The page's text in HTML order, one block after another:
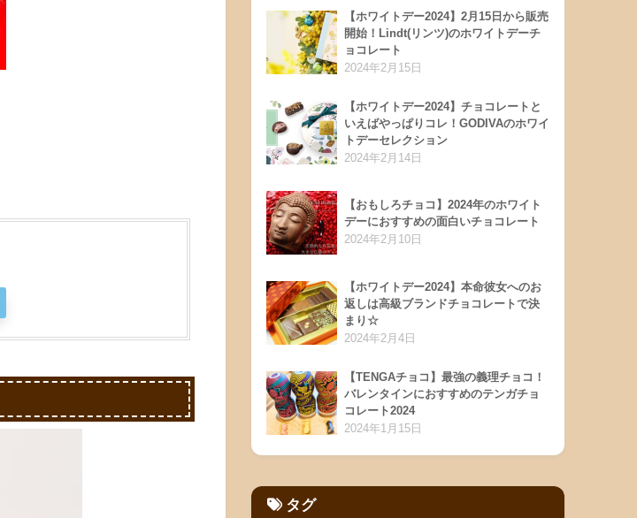
【ホワイトデー2024】2月15日から販売
開始！Lindt(リンツ)のホワイトデーチ
ョコレート
2024年2月15日
【ホワイトデー2024】チョコレートと
いえばやっぱりコレ！GODIVAのホワイ
トデーセレクション
2024年2月14日
【おもしろチョコ】2024年のホワイト
デーにおすすめの面白いチョコレート
2024年2月10日
【ホワイトデー2024】本命彼女へのお
返しは高級ブランドチョコレートで決
まり☆
2024年2月4日
【TENGAチョコ】最強の義理チョコ！
バレンタインにおすすめのテンガチョ
コレート2024
2024年1月15日
タグ